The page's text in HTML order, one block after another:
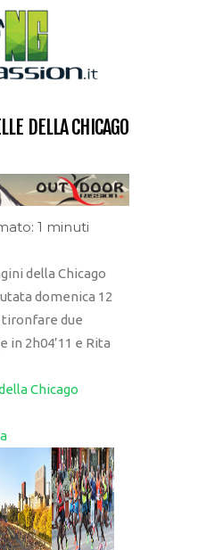
DELLA CHICAGO
1 minuti
della Chicago
domenica 12
due
in 2h04’11 e Rita
Chicago